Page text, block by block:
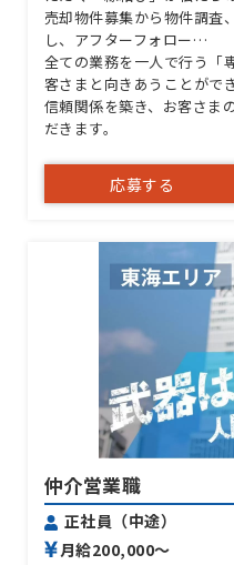
売却物件募集から物件調査
し、アフターフォロー…
全ての業務を一人で行う「
客さまと向きあうことがで
信頼関係を築き、お客さま
だきます。
応募する
仲介営業職
正社員（中途）
月給200,000〜